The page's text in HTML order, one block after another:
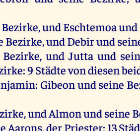
Bezirke,und Eschtemoaund
Bezirke,und Debirund
Bezirke,und Jutta und
9 Städtevondiesen
: Gibeon und seine
und Almonund seine
Aarons,derPriester: 13